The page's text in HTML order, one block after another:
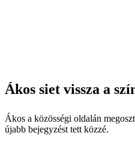
Ákos siet vissza a
Ákos a közösségi oldalán
újabb bejegyzést tett közzé.